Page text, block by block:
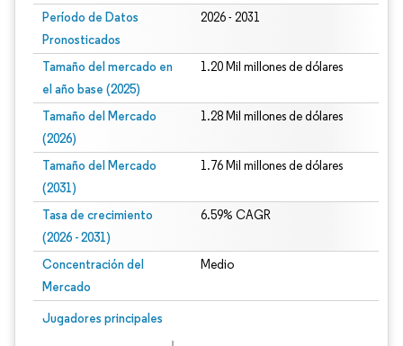
Período de Datos
Pronosticados
2026 - 2031
Tamaño del mercado en
el año base (2025)
1.20 Mil millones de dólares
Tamaño del Mercado
(2026)
1.28 Mil millones de dólares
Tamaño del Mercado
(2031)
1.76 Mil millones de dólares
Tasa de crecimiento
(2026 - 2031)
6.59% CAGR
Concentración del
Mercado
Medio
Jugadores principales
Imagen © Mordor Intelligence. El uso requiere atribución según CC BY 4.0.